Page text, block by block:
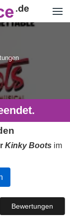
Kinky Boots im
Bewertungen